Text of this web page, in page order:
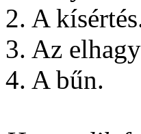
2. A
3. Az
4. A bűn.